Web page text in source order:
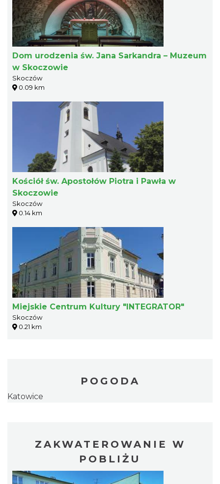
Dom urodzenia św. Jana Sarkandra – Muzeum
w Skoczowie
Skoczów
0.09 km
Kościół św. Apostołów Piotra i Pawła w
Skoczowie
Skoczów
0.14 km
Miejskie Centrum Kultury "INTEGRATOR"
Skoczów
0.21 km
POGODA
Katowice
ZAKWATEROWANIE W
POBLIŻU